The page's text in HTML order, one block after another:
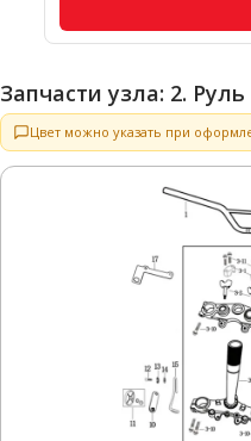
Запчасти узла: 2. Руль
Цвет можно указать при